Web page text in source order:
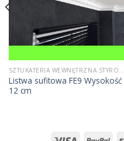
SZTUKATERIA WEWNĘTRZNA STYROPIANOWA
Listwa sufitowa FE9 Wysokość
12 cm